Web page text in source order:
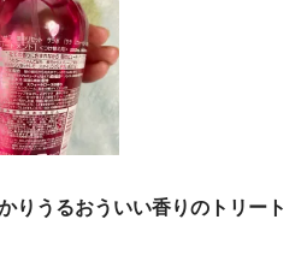
りうるおういい香りのトリート